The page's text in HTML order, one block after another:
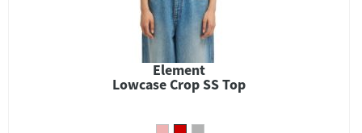
Element
Lowcase Crop SS Top